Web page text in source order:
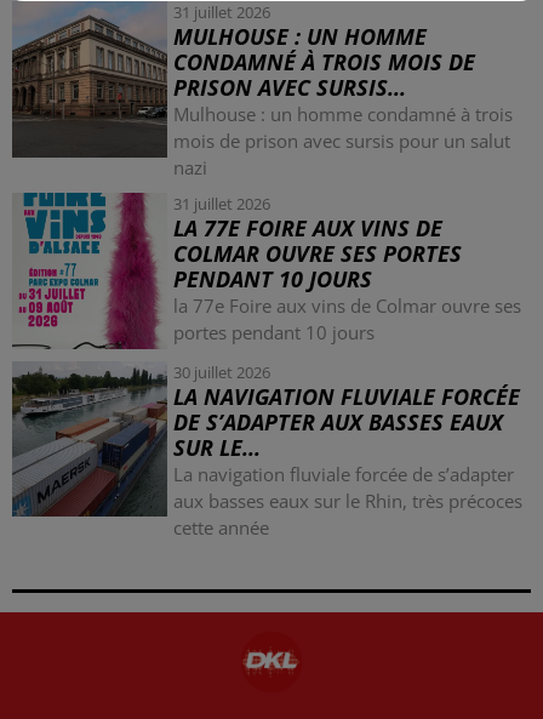
31 juillet 2026
MULHOUSE : UN HOMME
CONDAMNÉ À TROIS MOIS DE
PRISON AVEC SURSIS...
Mulhouse : un homme condamné à trois
mois de prison avec sursis pour un salut
nazi
31 juillet 2026
LA 77E FOIRE AUX VINS DE
COLMAR OUVRE SES PORTES
PENDANT 10 JOURS
la 77e Foire aux vins de Colmar ouvre ses
portes pendant 10 jours
30 juillet 2026
LA NAVIGATION FLUVIALE FORCÉE
DE S’ADAPTER AUX BASSES EAUX
SUR LE...
La navigation fluviale forcée de s’adapter
aux basses eaux sur le Rhin, très précoces
cette année